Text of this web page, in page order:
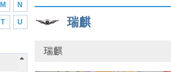
M N
T U 瑞麒
瑞麒